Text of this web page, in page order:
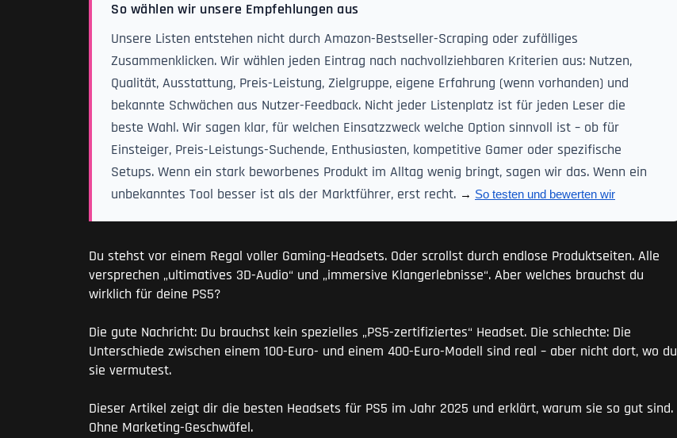
So wählen wir unsere Empfehlungen aus
Unsere Listen entstehen nicht durch Amazon-Bestseller-Scraping oder zufälliges
Zusammenklicken. Wir wählen jeden Eintrag nach nachvollziehbaren Kriterien aus: Nutzen,
Qualität, Ausstattung, Preis-Leistung, Zielgruppe, eigene Erfahrung (wenn vorhanden) und
bekannte Schwächen aus Nutzer-Feedback. Nicht jeder Listenplatz ist für jeden Leser die
beste Wahl. Wir sagen klar, für welchen Einsatzzweck welche Option sinnvoll ist – ob für
Einsteiger, Preis-Leistungs-Suchende, Enthusiasten, kompetitive Gamer oder spezifische
Setups. Wenn ein stark beworbenes Produkt im Alltag wenig bringt, sagen wir das. Wenn ein
unbekanntes Tool besser ist als der Marktführer, erst recht. → So testen und bewerten wir
Du stehst vor einem Regal voller Gaming-Headsets. Oder scrollst durch endlose Produktseiten. Alle
versprechen „ultimatives 3D-Audio“ und „immersive Klangerlebnisse“. Aber welches brauchst du
wirklich für deine PS5?
Die gute Nachricht: Du brauchst kein spezielles „PS5-zertifiziertes“ Headset. Die schlechte: Die
Unterschiede zwischen einem 100-Euro- und einem 400-Euro-Modell sind real – aber nicht dort, wo du
sie vermutest.
Dieser Artikel zeigt dir die besten Headsets für PS5 im Jahr 2025 und erklärt, warum sie so gut sind.
Ohne Marketing-Geschwäfel.